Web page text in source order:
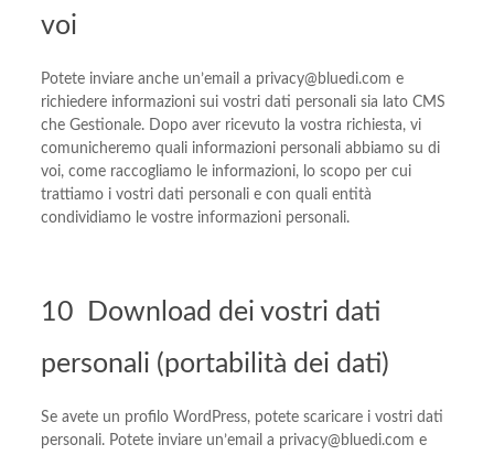
voi
Potete inviare anche un’email a privacy@bluedi.com e
richiedere informazioni sui vostri dati personali sia lato CMS
che Gestionale. Dopo aver ricevuto la vostra richiesta, vi
comunicheremo quali informazioni personali abbiamo su di
voi, come raccogliamo le informazioni, lo scopo per cui
trattiamo i vostri dati personali e con quali entità
condividiamo le vostre informazioni personali.
10 Download dei vostri dati
personali (portabilità dei dati)
Se avete un profilo WordPress, potete scaricare i vostri dati
personali. Potete inviare un’email a privacy@bluedi.com e